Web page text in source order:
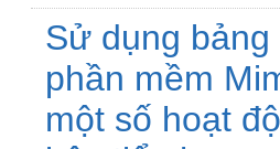
Sử dụng
phần mềm
một số hoạt